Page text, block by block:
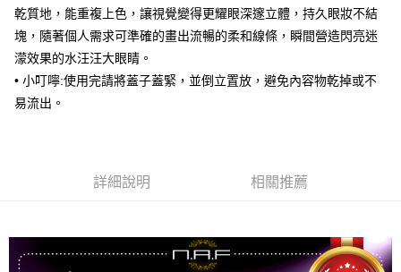
１．於結帳方式選擇「AFTEE先享後付」後，將跳轉至「AFTEE先享後付」
結帳頁面，進行簡訊認證並確認金額後，即可完成結帳。
２．訂單成立數日內，您將收到繳費通知簡訊。
３．收到繳費通知簡訊後14天內，點擊此簡訊中的連結，可透過四大超商／
ATM／網路銀行／等多元方式進行付款，方視為交易完成。
※ 請注意：結帳手續完成當下不需立刻繳費，但若您需要取消訂單，請聯絡
購買商品的店家。未經商家同意取消之訂單仍視為有效，需透過AFTEE先享
權轉讓予恩沛科技股份有限公司。
２．關於個人資料處理事宜，請瀏覽以下網址：
先付款後全家取貨
每筆NT$80，滿NT$999(含以上)免運費
7-11取貨付款
每筆NT$80，滿NT$999(含以上)免運費
乾質地，能重複上色，讓視覺變得更耀眼深邃立體，持久眼妝不結
塊，隨著個人需求可準確的畫出流暢的柔和線條，瞬間營造閃亮迷
濛效果的水汪汪大眼睛。
• 小叮嚀:使用完請將蓋子蓋緊，並倒立置放，避免內容物乾掉或不
易流出。
詳細說明 相關推薦